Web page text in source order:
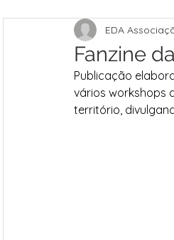
Fanzine
EDA
Publicação
vários workshops
território,